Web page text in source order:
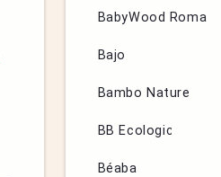
BabyWood Roma
Bajo
Bambo Nature
BB Ecologic
Béaba